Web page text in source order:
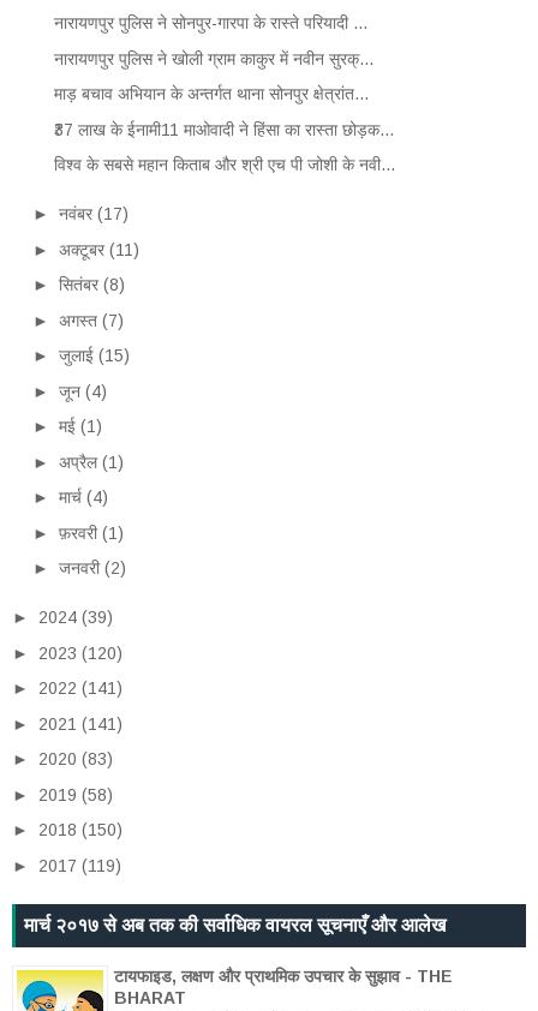
नारायणपुर पुलिस ने सोनपुर-गारपा के रास्ते परियादी ...
नारायणपुर पुलिस ने खोली ग्राम काकुर में नवीन सुरक्...
माड़ बचाव अभियान के अन्तर्गत थाना सोनपुर क्षेत्रांत...
₹37 लाख के ईनामी11 माओवादी ने हिंसा का रास्ता छोड़क...
विश्व के सबसे महान किताब और श्री एच पी जोशी के नवी...
► नवंबर (17)
► अक्टूबर (11)
► सितंबर (8)
► अगस्त (7)
► जुलाई (15)
► जून (4)
► मई (1)
► अप्रैल(1)
► मार्च (4)
► फ़रवरी(1)
► जनवरी(2)
► 2024 (39)
► 2023 (120)
► 2022 (141)
► 2021 (141)
► 2020 (83)
► 2019 (58)
► 2018 (150)
► 2017 (119)
मार्च २०१७ से अब तक की सर्वाधिक वायरल सूचनाएँ और आलेख
टायफाइड, लक्षण और प्राथमिक उपचार के सुझाव - THE
BHARAT